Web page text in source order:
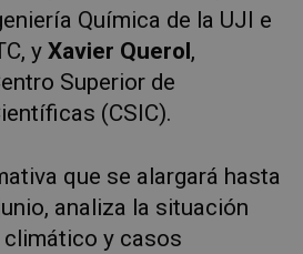
Química de la UJI e
yXavier Querol,
Superior de
(CSIC).
que se alargará hasta
analiza la situación
y casos